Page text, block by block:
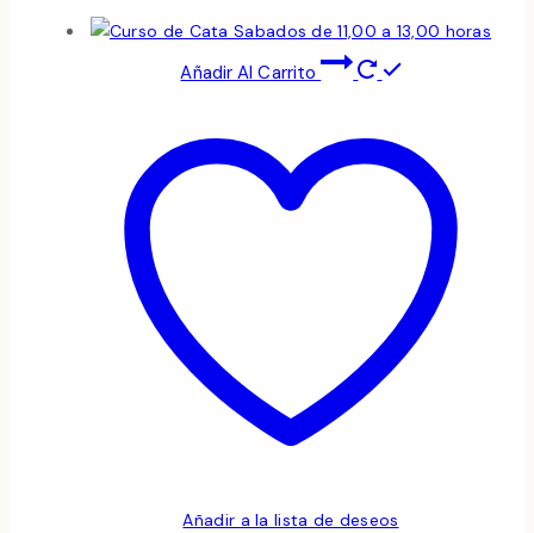
Añadir Al Carrito
Añadir a la lista de deseos